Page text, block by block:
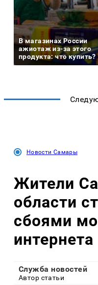
В магазинах России
ажиотаж из-за этого
продукта: что купить?
Новости Самары
Жители
области
сбоями
интернета
Служба новостей
Автор статьи